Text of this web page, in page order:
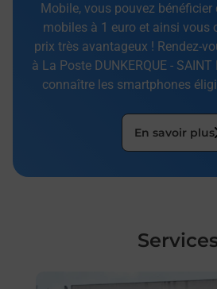
Mobile, vous pouvez bénéficier
mobiles à 1 euro et ainsi vous
prix très avantageux ! Rendez-
à La Poste DUNKERQUE -
connaître les smartphones
En savoir plus
En savoir plus